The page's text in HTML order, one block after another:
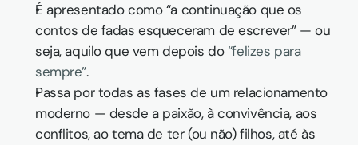
É apresentado como “a continuação que os
contos de fadas esqueceram de escrever” — ou
seja, aquilo que vem depois do “felizes para
sempre”.
Passa por todas as fases de um relacionamento
moderno — desde a paixão, à convivência, aos
conflitos, ao tema de ter (ou não) filhos, até às